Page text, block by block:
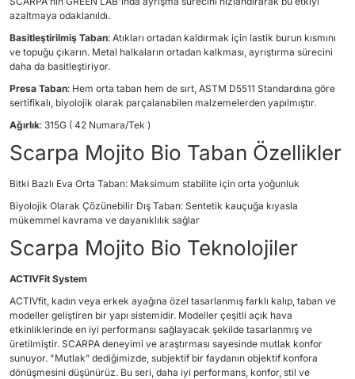
azaltmaya odaklanıldı.
Basitleştirilmiş Taban: Atıkları ortadan kaldırmak için lastik burun kısmını
ve topuğu çıkarın. Metal halkaların ortadan kalkması, ayrıştırma sürecini
daha da basitleştiriyor.
Presa Taban: Hem orta taban hem de sırt, ASTM D5511 Standardına göre
sertifikalı, biyolojik olarak parçalanabilen malzemelerden yapılmıştır.
Ağırlık: 315G ( 42 Numara/Tek )
Scarpa Mojito Bio Taban Özellikler
Bitki Bazlı Eva Orta Taban: Maksimum stabilite için orta yoğunluk
Biyolojik Olarak Çözünebilir Dış Taban: Sentetik kauçuğa kıyasla
mükemmel kavrama ve dayanıklılık sağlar
Scarpa Mojito Bio Teknolojiler
ACTIVFit System
ACTIVfit, kadın veya erkek ayağına özel tasarlanmış farklı kalıp, taban ve
modeller geliştiren bir yapı sistemidir. Modeller çeşitli açık hava
etkinliklerinde en iyi performansı sağlayacak şekilde tasarlanmış ve
üretilmiştir. SCARPA deneyimi ve araştırması sayesinde mutlak konfor
sunuyor. "Mutlak” dediğimizde, subjektif bir faydanın objektif konfora
dönüşmesini düşünürüz. Bu seri, daha iyi performans, konfor, stil ve